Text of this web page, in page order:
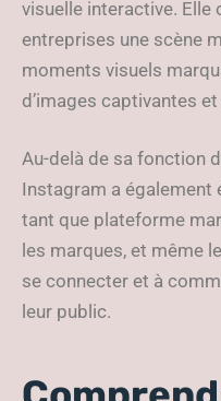
visuelle interactive. Elle
entreprises une scène
moments visuels
d’images captivantes
Au-delà de sa fonction
Instagram a également
tant que plateforme
les marques, et même
se connecter et à
leur public.